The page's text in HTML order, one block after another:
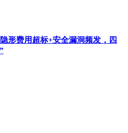
形费用超标+安全漏洞频发，四